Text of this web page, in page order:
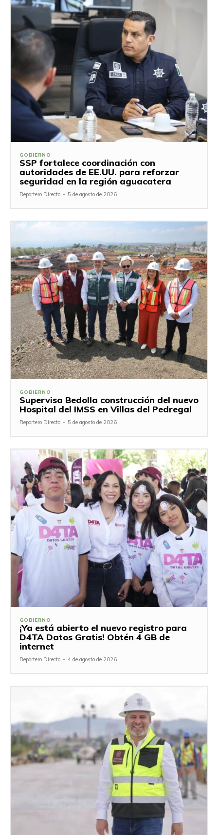
GOBIERNO
SSP fortalece coordinación con
autoridades de EE.UU. para reforzar
seguridad en la región aguacatera
Reportero Directo - 5 de agosto de 2026
GOBIERNO
Supervisa Bedolla construcción del nuevo
Hospital del IMSS en Villas del Pedregal
Reportero Directo - 5 de agosto de 2026
GOBIERNO
¡Ya está abierto el nuevo registro para
D4TA Datos Gratis! Obtén 4 GB de
internet
Reportero Directo - 4 de agosto de 2026